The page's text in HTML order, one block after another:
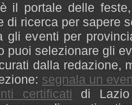
il portale delle
di ricerca per sapere
gli eventi per
puoi selezionare gli
dalla redazione,
segnala un
certificati di